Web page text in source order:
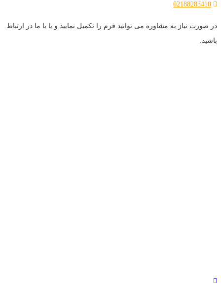
02188283410
در صورت نیاز به مشاوره می توانید فرم را تکمیل نمایید و یا با ما در ارتباط
باشید.